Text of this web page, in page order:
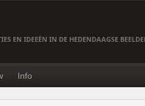
EN IDEEËN IN DE HEDENDAAGSE
Info